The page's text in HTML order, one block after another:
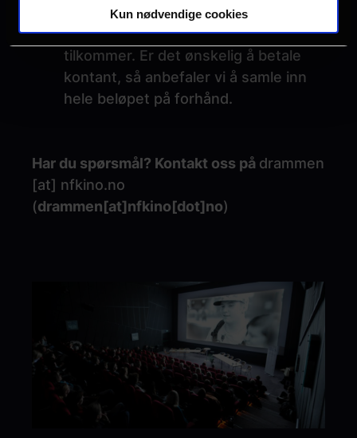
Kun nødvendige cookies
faktura/rekvisisjon, debetkort eller
kontant. Fakturatillegg på kr. 50,-
tilkommer. Er det ønskelig å betale
kontant, så anbefaler vi å samle inn
hele beløpet på forhånd.
Har du spørsmål? Kontakt oss på drammen
[at] nfkino.no
(drammen[at]nfkino[dot]no)